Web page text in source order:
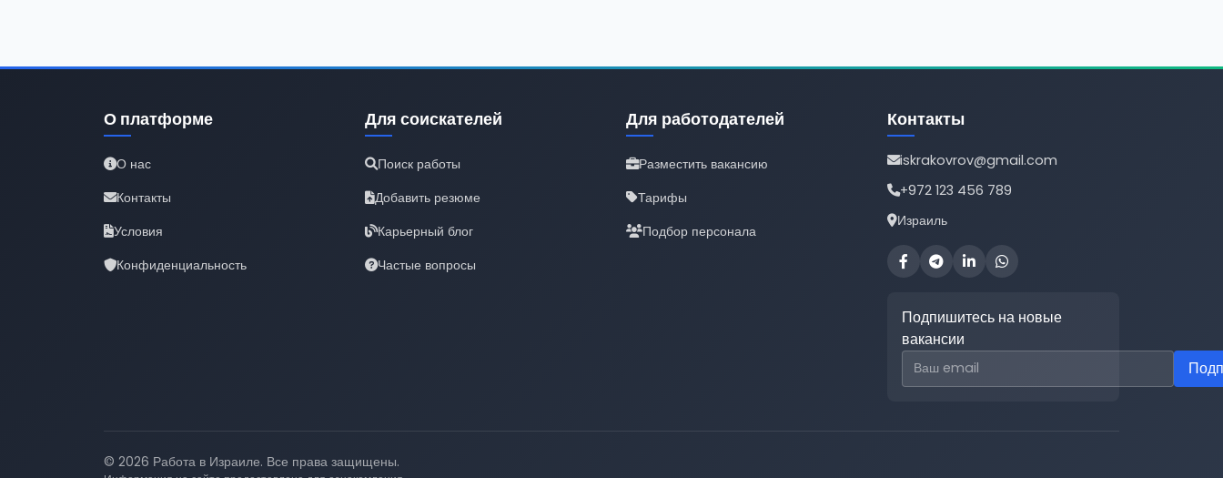
О платформе
О нас
Контакты
Условия
Конфиденциальность
Для соискателей
Поиск работы
Добавить резюме
Карьерный блог
Частые вопросы
Для работодателей
Разместить вакансию
Тарифы
Подбор персонала
Контакты
iskrakovrov@gmail.com
+972 123 456 789
Израиль
Подпишитесь на новые
вакансии
Email для подписки
© 2026 Работа в Израиле. Все права защищены.